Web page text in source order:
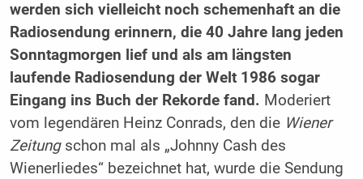
werden sich vielleicht noch schemenhaft an die
Radiosendung erinnern, die 40 Jahre lang jeden
Sonntagmorgen lief und als am längsten
laufende Radiosendung der Welt 1986 sogar
Eingang ins Buch der Rekorde fand. Moderiert
vom legendären Heinz Conrads, den die Wiener
Zeitungschon mal als „Johnny Cash des
Wienerliedes“ bezeichnet hat, wurde die Sendung